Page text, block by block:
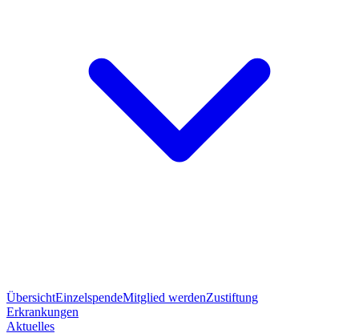
ÜbersichtEinzelspendeMitglied werdenZustiftung
Erkrankungen
Aktuelles